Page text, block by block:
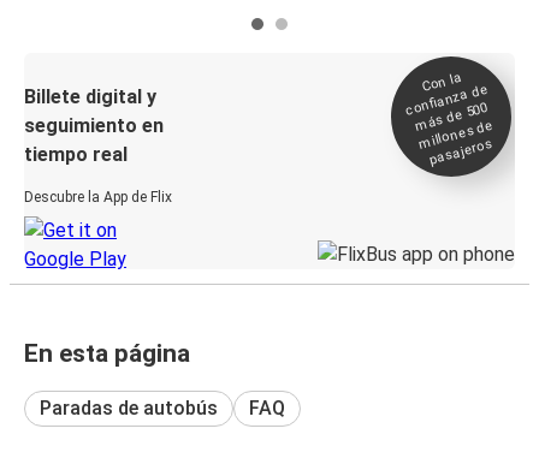
Billete digital y
seguimiento en
tiempo real
Descubre la App de Flix
Con la
confianza de
más de 500
millones de
pasajeros
En esta página
Paradas de autobús FAQ